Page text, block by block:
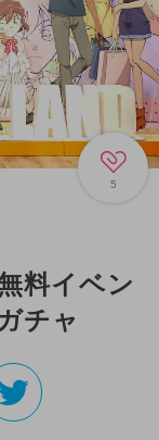
5
料イベン
チャ